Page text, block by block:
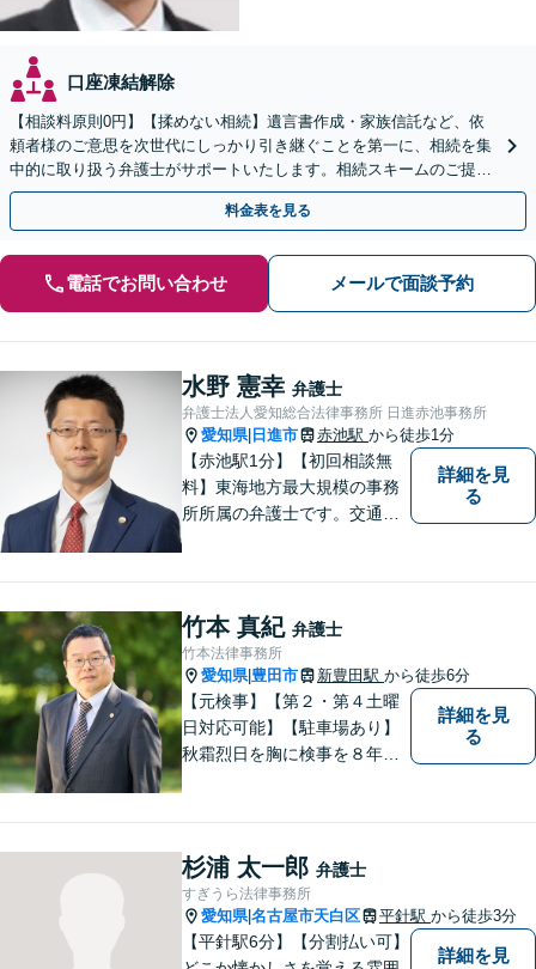
口座凍結解除
【相談料原則0円】【揉めない相続】遺言書作成・家族信託など、依
頼者様のご意思を次世代にしっかり引き継ぐことを第一に、相続を集
中的に取り扱う弁護士がサポートいたします。相続スキームのご提案
から遺言執行まで責任を持って対応させていただきます。
料金表を見る
電話でお問い合わせ メールで面談予約
水野 憲幸 弁護士
弁護士法人愛知総合法律事務所 日進赤池事務所
愛知県| 日進市 赤池駅 から徒歩1分
【赤池駅1分】【初回相談無
料】東海地方最大規模の事務
所所属の弁護士です。交通事
談対応も行っております。ま
ずは、お気軽にお電話くださ
い。
詳細を見
る
竹本 真紀 弁護士
竹本法律事務所
愛知県| 豊田市 新豊田駅 から徒歩6分
【元検事】【第２・第４土曜
日対応可能】【駐車場あり】
秋霜烈日を胸に検事を８年，
添い，「この地域」の方々の
悩みに対して一緒に解決を目
指したいと思います。お待ち
しております。
詳細を見
る
杉浦 太一郎 弁護士
すぎうら法律事務所
愛知県|名古屋市天白区 平針駅 から徒歩3分
【平針駅6分】【分割払い可】
詳細を見